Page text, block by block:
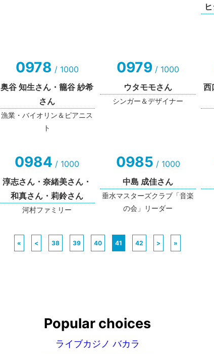
0978 / 1000
奥谷 知生さん・籠谷 紗希
さん
漁業・バイオリン＆ピアニス
ト
0979 / 1000
ウタモモさん
シンガー＆デザイナー
西
0984 / 1000
淳志さん・奈緒美さん・
和真さん・莉鈴さん
河村ファミリー
0985 / 1000
中島 成佳さん
垂水マスターズクラブ「音楽
の会」リーダー
« < 38 39 40 41 42 > »
Popular choices
ライブカジノ バカラ